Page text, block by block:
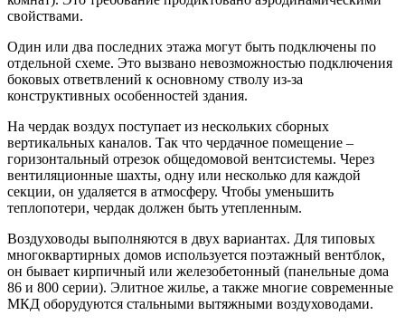
свойствами.
Один или два последних этажа могут быть подключены по
отдельной схеме. Это вызвано невозможностью подключения
боковых ответвлений к основному стволу из-за
конструктивных особенностей здания.
На чердак воздух поступает из нескольких сборных
вертикальных каналов. Так что чердачное помещение –
горизонтальный отрезок общедомовой вентсистемы. Через
вентиляционные шахты, одну или несколько для каждой
секции, он удаляется в атмосферу. Чтобы уменьшить
теплопотери, чердак должен быть утепленным.
Воздуховоды выполняются в двух вариантах. Для типовых
многоквартирных домов используется поэтажный вентблок,
он бывает кирпичный или железобетонный (панельные дома
86 и 800 серии). Элитное жилье, а также многие современные
МКД оборудуются стальными вытяжными воздуховодами.